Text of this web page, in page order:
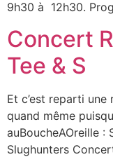
9h30 à 12h30.
Concert
Tee & S
Et c’est reparti
quand même
auBoucheAOreille :
Slughunters